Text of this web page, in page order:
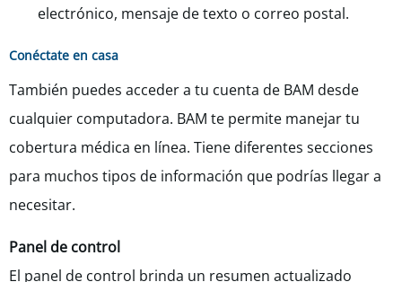
electrónico, mensaje de texto o correo postal.
Conéctate en casa
También puedes acceder a tu cuenta de BAM desde
cualquier computadora. BAM te permite manejar tu
cobertura médica en línea. Tiene diferentes secciones
para muchos tipos de información que podrías llegar a
necesitar.
Panel de control
El panel de control brinda un resumen actualizado